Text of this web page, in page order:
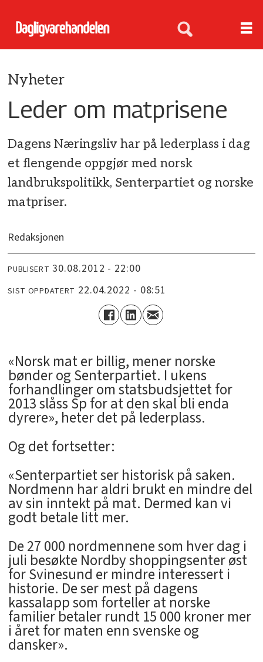
Nyheter
Leder om matprisene
Dagens Næringsliv har på lederplass i dag
et flengende oppgjør med norsk
landbrukspolitikk, Senterpartiet og norske
matpriser.
Redaksjonen
PUBLISERT 30.08.2012 - 22:00
SIST OPPDATERT 22.04.2022 - 08:51
«Norsk mat er billig, mener norske
bønder og Senterpartiet. I ukens
forhandlinger om statsbudsjettet for
2013 slåss Sp for at den skal bli enda
dyrere», heter det på lederplass.
Og det fortsetter:
«Senterpartiet ser historisk på saken.
Nordmenn har aldri brukt en mindre del
av sin inntekt på mat. Dermed kan vi
godt betale litt mer.
De 27 000 nordmennene som hver dag i
juli besøkte Nordby shoppingsenter øst
for Svinesund er mindre interessert i
historie. De ser mest på dagens
kassalapp som forteller at norske
familier betaler rundt 15 000 kroner mer
i året for maten enn svenske og
dansker».